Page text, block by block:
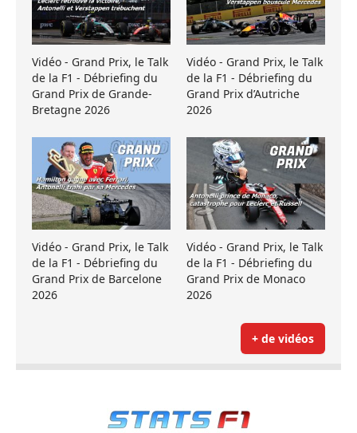
Vidéo - Grand Prix, le Talk
de la F1 - Débriefing du
Grand Prix de Grande-
Bretagne 2026
Vidéo - Grand Prix, le Talk
de la F1 - Débriefing du
Grand Prix d’Autriche
2026
Vidéo - Grand Prix, le Talk
de la F1 - Débriefing du
Grand Prix de Barcelone
2026
Vidéo - Grand Prix, le Talk
de la F1 - Débriefing du
Grand Prix de Monaco
2026
+ de vidéos